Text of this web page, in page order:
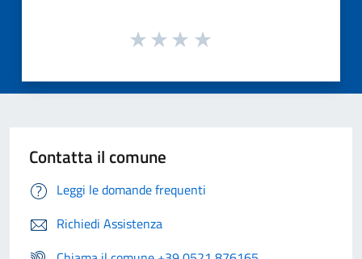
Contatta il comune
Leggi le domande frequenti
Richiedi Assistenza